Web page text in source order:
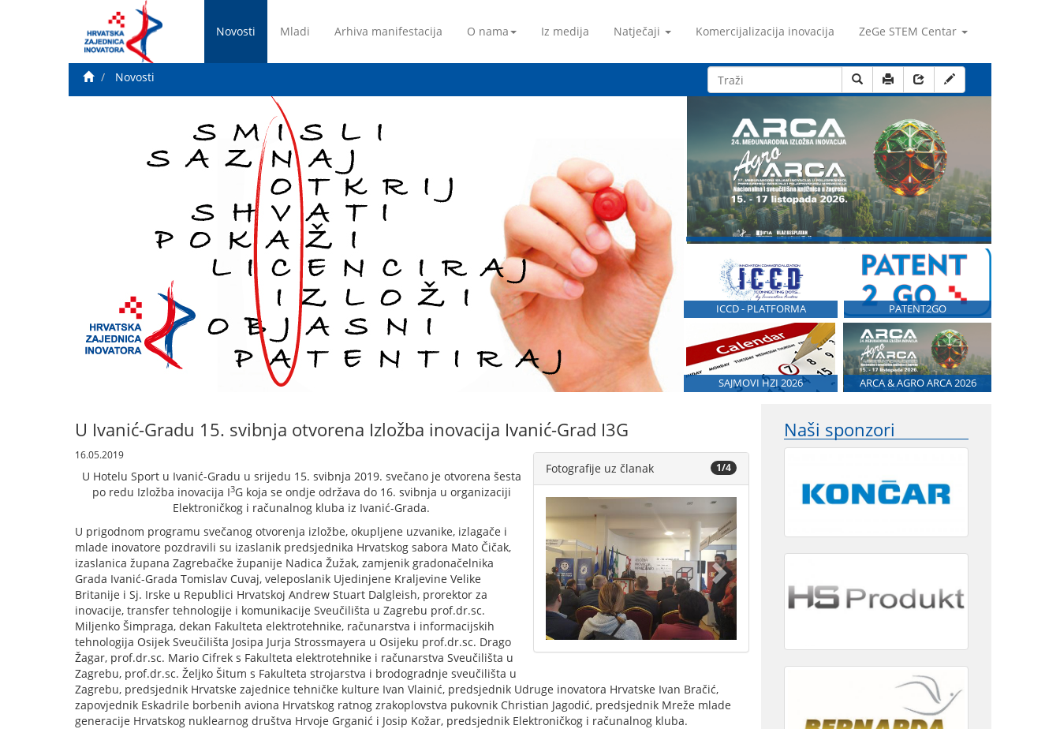
Novosti Mladi Arhiva manifestacija O nama Iz medija Natječaji Komercijalizacija inovacija ZeGe STEM Centar
Novosti
ICCD - PLATFORMA PATENT2GO
SAJMOVI HZI 2026 ARCA & AGRO ARCA 2026
U Ivanić-Gradu 15. svibnja otvorena Izložba inovacija Ivanić-Grad I3G
Fotografije uz članak 1/4
16.05.2019
U Hotelu Sport u Ivanić-Gradu u srijedu 15. svibnja 2019. svečano je otvorena šesta
po redu Izložba inovacija I3G koja se ondje održava do 16. svibnja u organizaciji
Elektroničkog i računalnog kluba iz Ivanić-Grada.
U prigodnom programu svečanog otvorenja izložbe, okupljene uzvanike, izlagače i
mlade inovatore pozdravili su izaslanik predsjednika Hrvatskog sabora Mato Čičak,
izaslanica župana Zagrebačke županije Nadica Žužak, zamjenik gradonačelnika
Grada Ivanić-Grada Tomislav Cuvaj, veleposlanik Ujedinjene Kraljevine Velike
Britanije i Sj. Irske u Republici Hrvatskoj Andrew Stuart Dalgleish, prorektor za
inovacije, transfer tehnologije i komunikacije Sveučilišta u Zagrebu prof.dr.sc.
Miljenko Šimpraga, dekan Fakulteta elektrotehnike, računarstva i informacijskih
tehnologija Osijek Sveučilišta Josipa Jurja Strossmayera u Osijeku prof.dr.sc. Drago
Žagar, prof.dr.sc. Mario Cifrek s Fakulteta elektrotehnike i računarstva Sveučilišta u
Zagrebu, prof.dr.sc. Željko Šitum s Fakulteta strojarstva i brodogradnje sveučilišta u
Zagrebu, predsjednik Hrvatske zajednice tehničke kulture Ivan Vlainić, predsjednik Udruge inovatora Hrvatske Ivan Bračić,
zapovjednik Eskadrile borbenih aviona Hrvatskog ratnog zrakoplovstva pukovnik Christian Jagodić, predsjednik Mreže mlade
generacije Hrvatskog nuklearnog društva Hrvoje Grganić i Josip Kožar, predsjednik Elektroničkog i računalnog kluba.
Naši sponzori